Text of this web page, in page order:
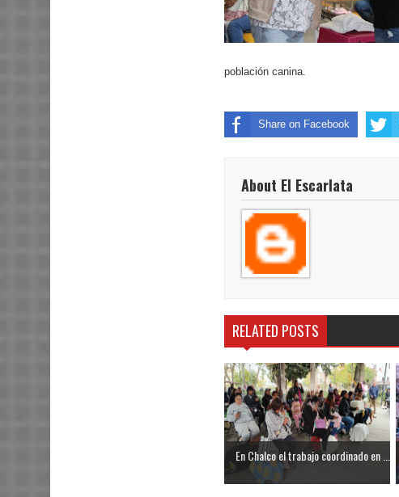
población canina.
Share on Facebook
About El Escarlata
RELATED POSTS
En Chalco el trabajo coordinado en ...